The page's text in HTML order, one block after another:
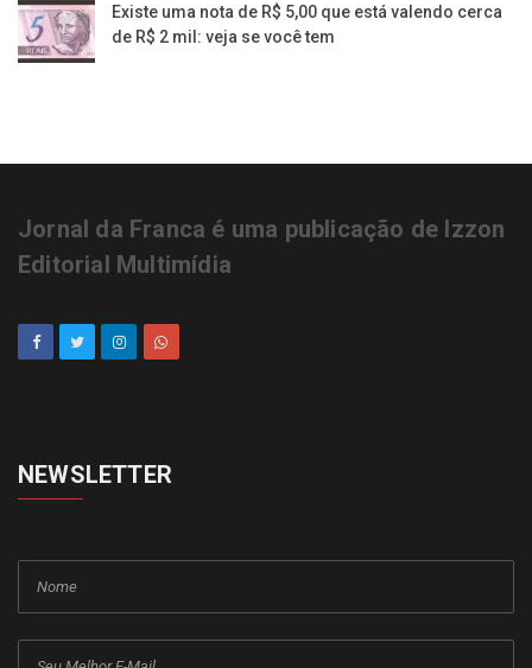
Existe uma nota de R$ 5,00 que está valendo cerca
de R$ 2 mil: veja se você tem
Jornal da Franca é uma publicação de Izzon
Editorial Multimídia
NEWSLETTER